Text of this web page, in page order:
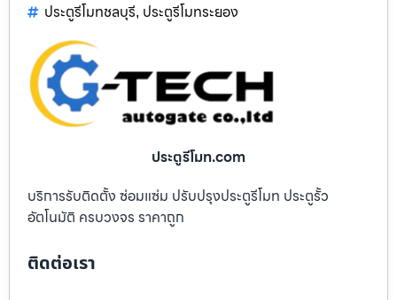
ประตูรีโมทชลบุรี, ประตูรีโมทระยอง
ประตูรีโมท.com
บริการรับติดตั้ง ซ่อมแซ่ม ปรับปรุงประตูรีโมท ประตูรั้ว
อัตโนมัติ ครบวงจร ราคาถูก
ติดต่อเรา